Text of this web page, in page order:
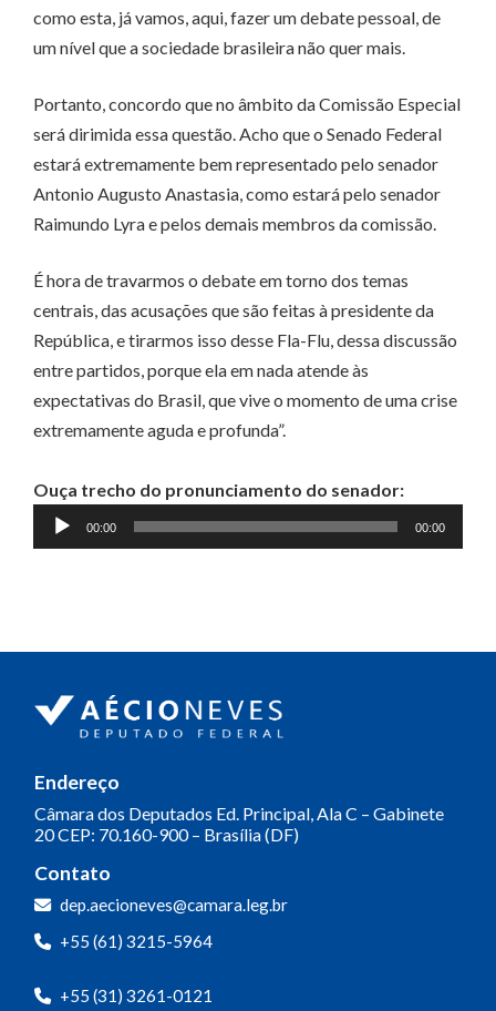
como esta, já vamos, aqui, fazer um debate pessoal, de
um nível que a sociedade brasileira não quer mais.
Portanto, concordo que no âmbito da Comissão Especial
será dirimida essa questão. Acho que o Senado Federal
estará extremamente bem representado pelo senador
Antonio Augusto Anastasia, como estará pelo senador
Raimundo Lyra e pelos demais membros da comissão.
É hora de travarmos o debate em torno dos temas
centrais, das acusações que são feitas à presidente da
República, e tirarmos isso desse Fla-Flu, dessa discussão
entre partidos, porque ela em nada atende às
expectativas do Brasil, que vive o momento de uma crise
extremamente aguda e profunda”.
Ouça trecho do pronunciamento do senador:
Tocador
de
00:00 00:00
Endereço
Câmara dos Deputados Ed. Principal, Ala C – Gabinete
20CEP: 70.160-900 – Brasília (DF)
Contato
dep.aecioneves@camara.leg.br
+55 (61) 3215-5964
+55 (31) 3261-0121